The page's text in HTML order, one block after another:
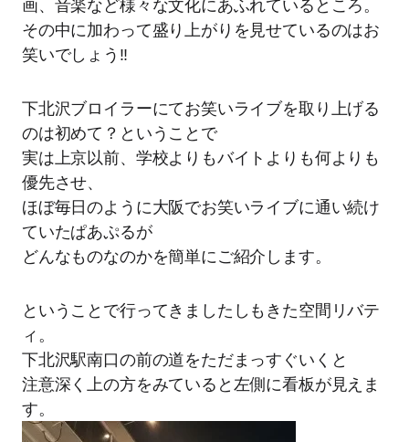
画、音楽など様々な文化にあふれているところ。
その中に加わって盛り上がりを見せているのはお
笑いでしょう‼
下北沢ブロイラーにてお笑いライブを取り上げる
のは初めて？ということで
実は上京以前、学校よりもバイトよりも何よりも
優先させ、
ほぼ毎日のように大阪でお笑いライブに通い続け
ていたぱあぷるが
どんなものなのかを簡単にご紹介します。
ということで行ってきましたしもきた空間リバテ
ィ。
下北沢駅南口の前の道をただまっすぐいくと
注意深く上の方をみていると左側に看板が見えま
す。